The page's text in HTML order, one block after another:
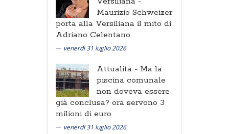
Maurizio Schweizer
porta alla Versiliana il mito di
Adriano Celentano
venerdì 31 luglio 2026
Attualità - Ma la
piscina comunale
non doveva essere
già conclusa? ora servono 3
milioni di euro
venerdì 31 luglio 2026